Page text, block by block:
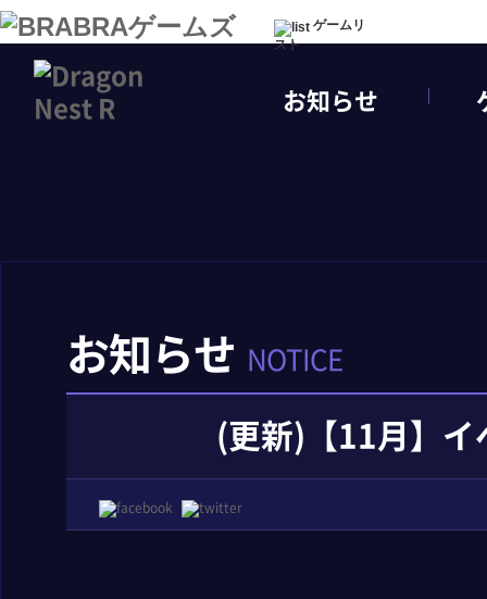
ゲームリ
スト
お知らせ
お知らせ NOTICE
(更新)【11月】イ